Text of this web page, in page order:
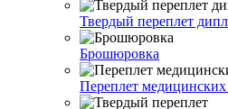
Твердый переплет
Брошюровка
Переплет медицинских